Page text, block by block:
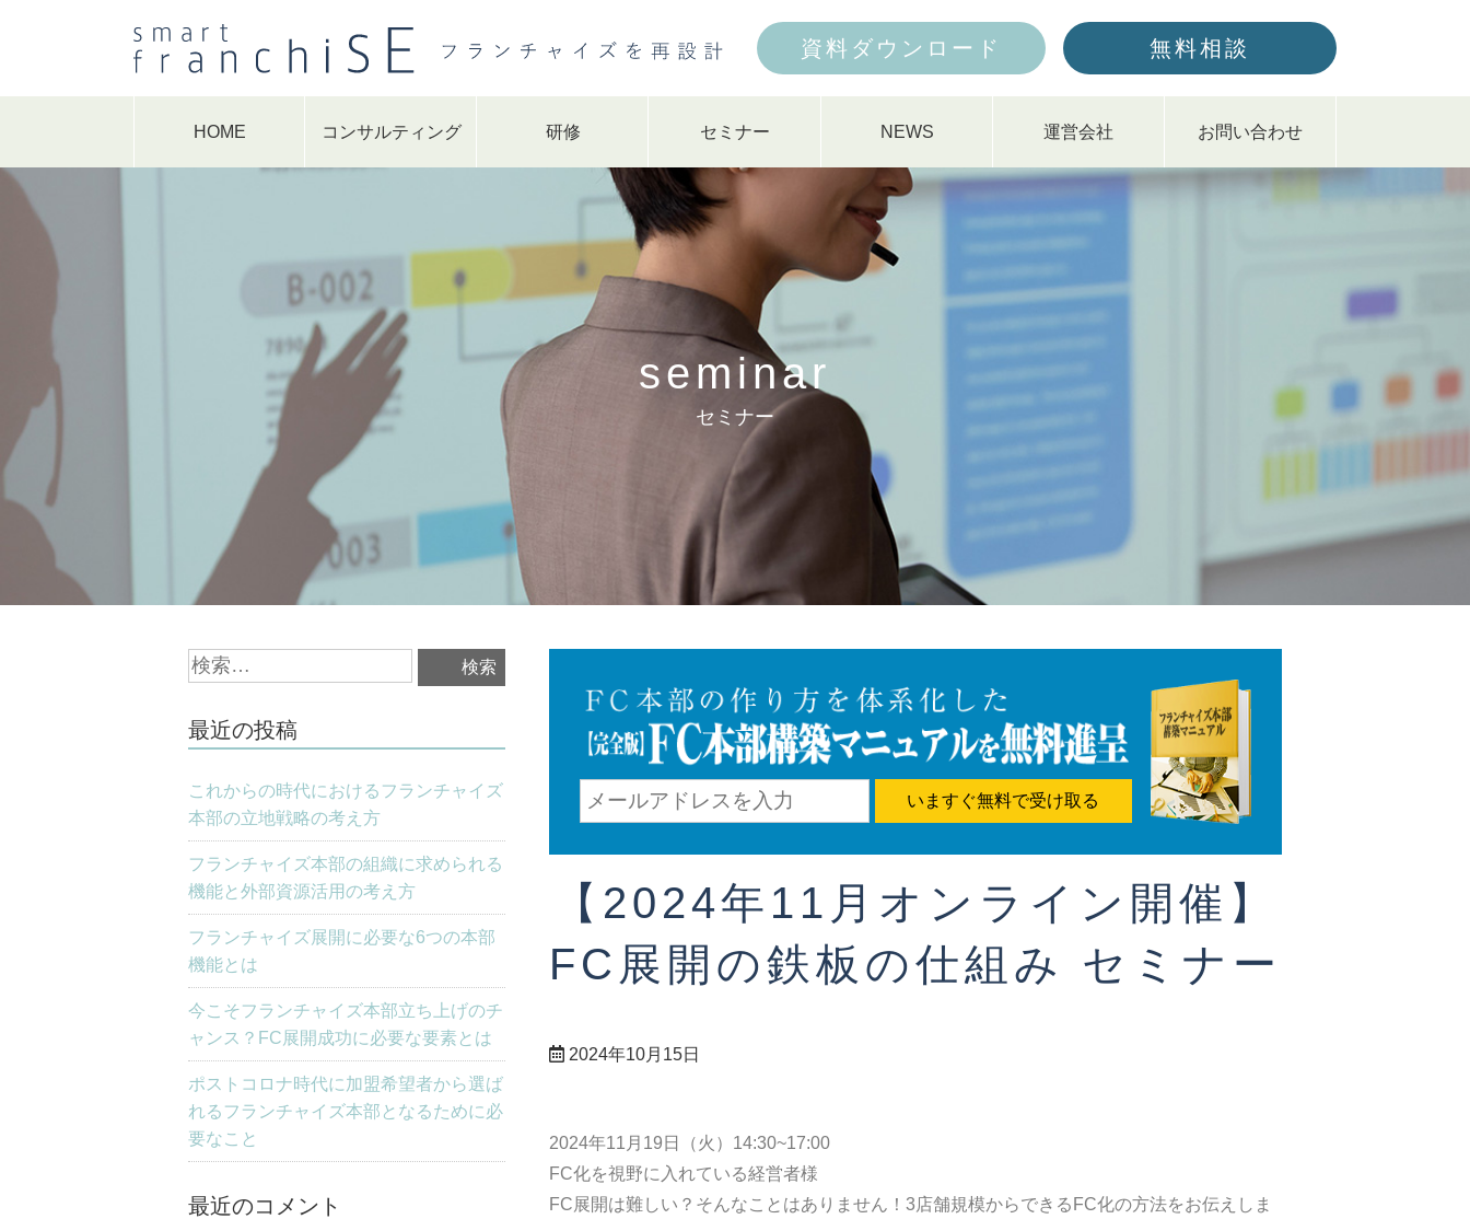
資料ダウンロード 無料相談
HOME コンサルティング 研修 セミナー NEWS 運営会社 お問い合わせ
seminar
セミナー
いますぐ無料で受け取る
【2024年11月オンライン開催】
FC展開の鉄板の仕組み セミナー
2024年10月15日
2024年11月19日（火）14:30~17:00
FC化を視野に入れている経営者様
FC展開は難しい？そんなことはありません！3店舗規模からできるFC化の方法をお伝えしま
検
索:
最近の投稿
これからの時代におけるフランチャイズ
本部の立地戦略の考え方
フランチャイズ本部の組織に求められる
機能と外部資源活用の考え方
フランチャイズ展開に必要な6つの本部
機能とは
今こそフランチャイズ本部立ち上げのチ
ャンス？FC展開成功に必要な要素とは
ポストコロナ時代に加盟希望者から選ば
れるフランチャイズ本部となるために必
要なこと
最近のコメント